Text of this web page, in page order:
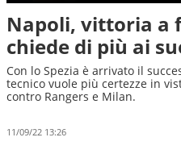
Napoli, vittoria a
chiede di più ai
Con lo Spezia è arrivato il
tecnico vuole più certezze in
contro Rangers e Milan.
11/09/22 13:26